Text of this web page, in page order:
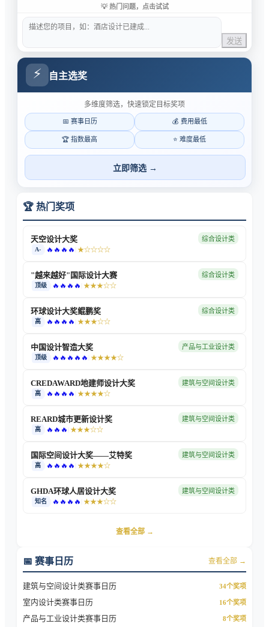
💡 热门问题，点击试试
哪些奖最容易获奖？ 申报截止日期？
发送
⚡ 自主选奖
多维度筛选，快速锁定目标奖项
📅 赛事日历 💰 费用最低
🏆 指数最高 ⭐ 难度最低
立即筛选 →
🏆 热门奖项
天空设计大奖 综合设计类
A- 🔥🔥🔥🔥 ★☆☆☆☆
"越来越好"国际设计大赛 综合设计类
顶级 🔥🔥🔥🔥 ★★★☆☆
环球设计大奖鲲鹏奖 综合设计类
高 🔥🔥🔥🔥 ★★★☆☆
中国设计智造大奖 产品与工业设计类
顶级 🔥🔥🔥🔥🔥 ★★★★☆
CREDAWARD地建师设计大奖 建筑与空间设计类
高 🔥🔥🔥🔥 ★★★★☆
REARD城市更新设计奖 建筑与空间设计类
高 🔥🔥🔥 ★★★☆☆
国际空间设计大奖——艾特奖 建筑与空间设计类
高 🔥🔥🔥🔥 ★★★★☆
GHDA环球人居设计大奖 建筑与空间设计类
知名 🔥🔥🔥🔥 ★★★☆☆
查看全部 →
📅 赛事日历 查看全部 →
建筑与空间设计类赛事日历 34个奖项
室内设计类赛事日历 16个奖项
产品与工业设计类赛事日历 8个奖项